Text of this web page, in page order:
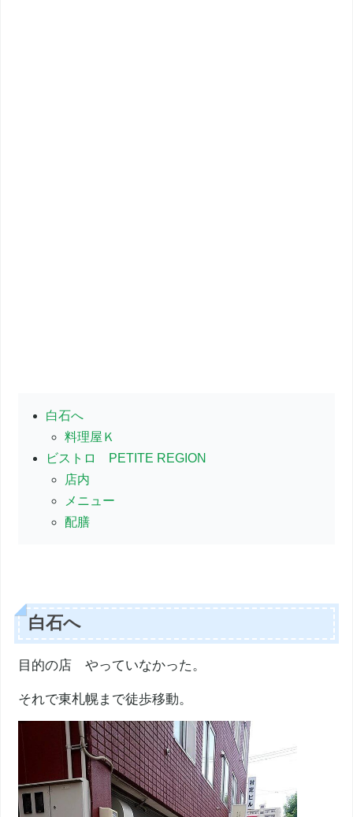
白石へ
料理屋Ｋ
ビストロ PETITE REGION
店内
メニュー
配膳
白石へ
目的の店 やっていなかった。
それで東札幌まで徒歩移動。